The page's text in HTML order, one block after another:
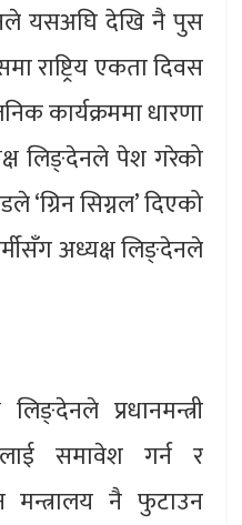
यसअघि देखि नै पुस
राष्ट्रिय एकता दिवस
कार्यक्रममा धारणा
लिङ्देनले पेश गरेको
‘ग्रिन सिग्नल’ दिएको
अध्यक्ष लिङ्देनले
प्रधानमन्त्री
समावेश गर्न र
मन्त्रालय नै फुटाउन